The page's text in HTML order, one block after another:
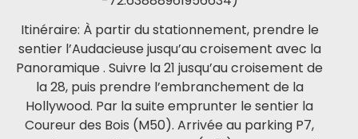
Itinéraire: À partir du stationnement, prendre le
sentier l’Audacieuse jusqu’au croisement avec la
Panoramique . Suivre la 21 jusqu’au croisement de
la 28, puis prendre l’embranchement de la
Hollywood. Par la suite emprunter le sentier la
Coureur des Bois (M50). Arrivée au parking P7,